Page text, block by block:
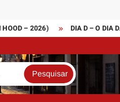
– 2026) DIA D – O DIA